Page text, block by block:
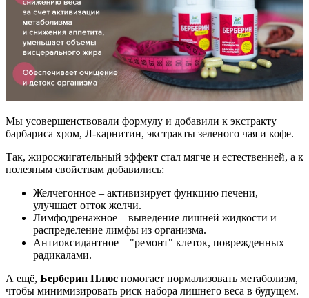
Мы усовершенствовали формулу и добавили к экстракту
барбариса хром, Л-карнитин, экстракты зеленого чая и кофе.
Так, жиросжигательный эффект стал мягче и естественней, а к
полезным свойствам добавились:
Желчегонное – активизирует функцию печени,
улучшает отток желчи.
Лимфодренажное – выведение лишней жидкости и
распределение лимфы из организма.
Антиоксидантное – "ремонт" клеток, поврежденных
радикалами.
А ещё, Берберин Плюс помогает нормализовать метаболизм,
чтобы минимизировать риск набора лишнего веса в будущем.